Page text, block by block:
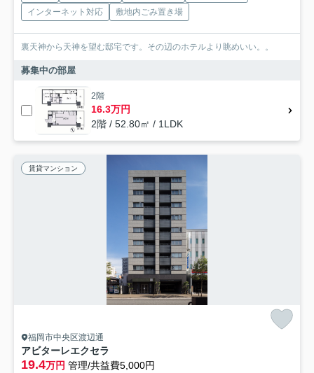
インターネット対応
敷地内ごみ置き場
裏天神から天神を望む邸宅です。その辺のホテルより眺めいい。。
募集中の部屋
2階
16.3万円
2階 / 52.80㎡ / 1LDK
賃貸マンション
福岡市中央区渡辺通
アビターレエクセラ
19.4万円 管理/共益費5,000円